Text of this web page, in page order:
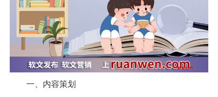
一、内容策划